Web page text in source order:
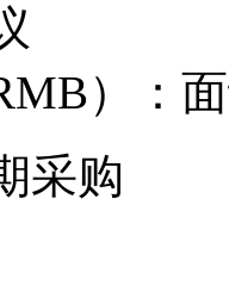
）：
采购